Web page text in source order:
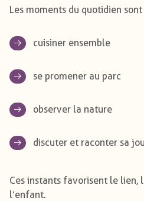
Les moments du quotidien
cuisiner ensemble
se promener au parc
observer la nature
discuter et raconter sa
Ces instants favorisent le lien,
l’enfant.